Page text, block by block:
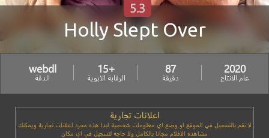
Holly Slept Over
5.3
2020
عام الانتاج
87
دقيقة
+15
الرقابة الابوية
webdl
الدقة
اعلانات تجارية
لا تقم بالتسجيل في الموقع او وضع اي معلومات شخصية ابدا هذه مجرد اعلانات تجارية ويمكنك
مشاهده الافلام مجانا بالكامل ولا حاجه لتسجيل في اي مكان